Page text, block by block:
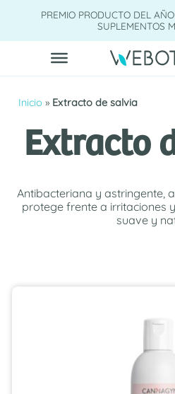
PREMIO PRODUCTO DEL
SUPLEMENTOS
Inicio » Extracto de salvia
Extracto
Antibacteriana y astringente,
protege frente a irritaciones
suave y